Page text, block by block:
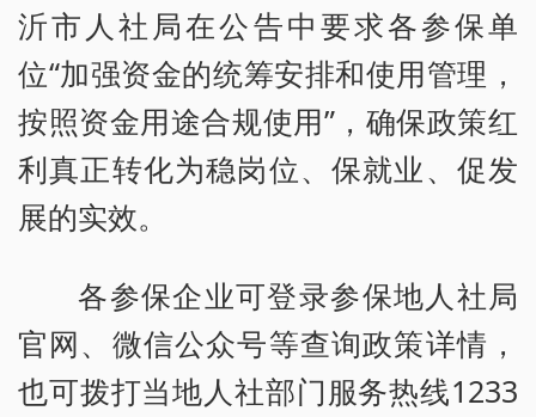
沂市人社局在公告中要求各参保单
位“加强资金的统筹安排和使用管理，
按照资金用途合规使用”，确保政策红
利真正转化为稳岗位、保就业、促发
展的实效。
各参保企业可登录参保地人社局
官网、微信公众号等查询政策详情，
也可拨打当地人社部门服务热线1233